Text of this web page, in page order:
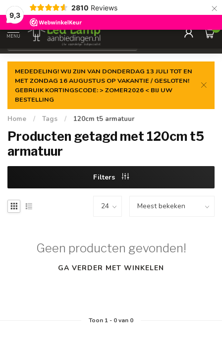
9,3
2810 Reviews ×
Gegarandeerde delaagste prijs
MENU
0
MEDEDELING! WIJ ZIJN VAN DONDERDAG 13 JULI TOT EN
MET ZONDAG 16 AUGUSTUS OP VAKANTIE / GESLOTEN!
GEBRUIK KORTINGSCODE: > ZOMER2026 < BIJ UW
BESTELLING
Home / Tags / 120cm t5 armatuur
Producten getagd met 120cm t5
armatuur
Filters
Geen producten gevonden!
GA VERDER MET WINKELEN
Toon 1- 0van 0